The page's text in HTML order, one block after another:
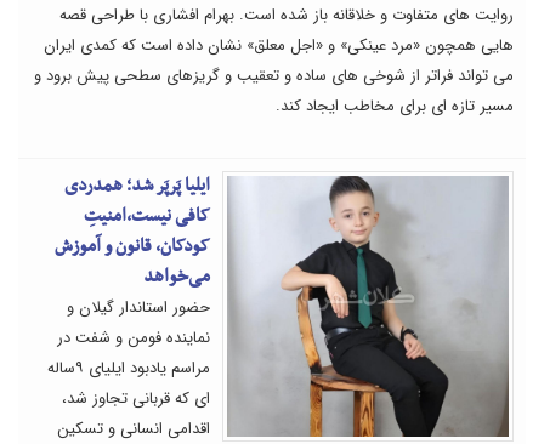
روایت های متفاوت و خلاقانه باز شده است. بهرام افشاری با طراحی قصه
هایی همچون «مرد عینکی» و «اجل معلق» نشان داده است که کمدی ایران
می تواند فراتر از شوخی های ساده و تعقیب و گریزهای سطحی پیش برود و
مسیر تازه ای برای مخاطب ایجاد کند.
ایلیا پَرپَر شد؛ همدردی
کافی نیست،امنیتِ
کودکان، قانون و آموزش
می‌خواهد
حضور استاندار گیلان و
نماینده فومن و شفت در
مراسم یادبود ایلیای ۹ساله
ای که قربانی تجاوز شد،
اقدامی انسانی و تسکین